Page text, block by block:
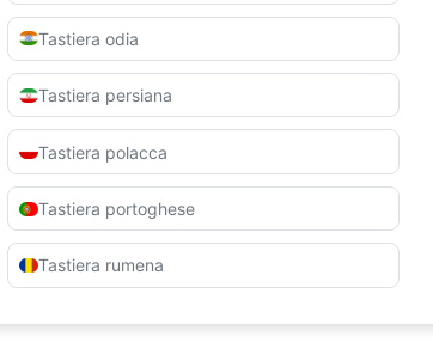
Tastiera odia
Tastiera persiana
Tastiera polacca
Tastiera portoghese
Tastiera rumena